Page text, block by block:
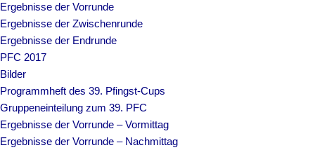
Ergebnisse der Vorrunde
Ergebnisse der Zwischenrunde
Ergebnisse der Endrunde
PFC 2017
Bilder
Programmheft des 39. Pfingst-Cups
Gruppeneinteilung zum 39. PFC
Ergebnisse der Vorrunde – Vormittag
Ergebnisse der Vorrunde – Nachmittag